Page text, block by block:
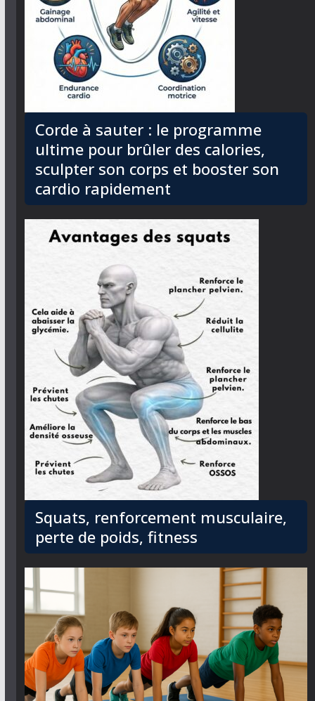
Corde à sauter : le programme
ultime pour brûler des calories,
sculpter son corps et booster son
cardio rapidement
Squats, renforcement musculaire,
perte de poids, fitness